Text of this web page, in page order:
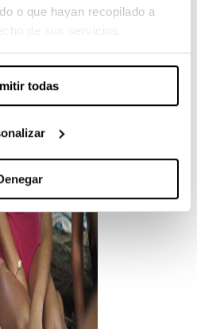
o que hayan recopilado a
todas